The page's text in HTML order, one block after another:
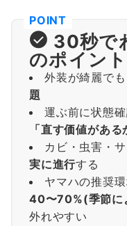
30秒で
のポイント
外装が綺麗でも
題
運ぶ前に状態
「直す価値がある
カビ・虫害・サ
実に進行する
ヤマハの推奨
40〜70%(季節に
外れやすい